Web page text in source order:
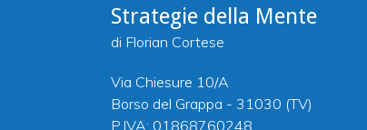
Strategie della Mente
di Florian Cortese
Via Chiesure 10/A
Borso del Grappa - 31030 (TV)
P.IVA: 01868760248